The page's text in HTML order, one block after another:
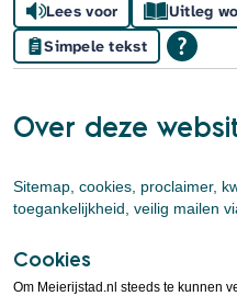
Lees voor
Uitleg
Simpele tekst
Over deze
Sitemap, cookies, proclaimer,
toegankelijkheid, veilig mailen
Cookies
Om Meierijstad.nl steeds te kunnen